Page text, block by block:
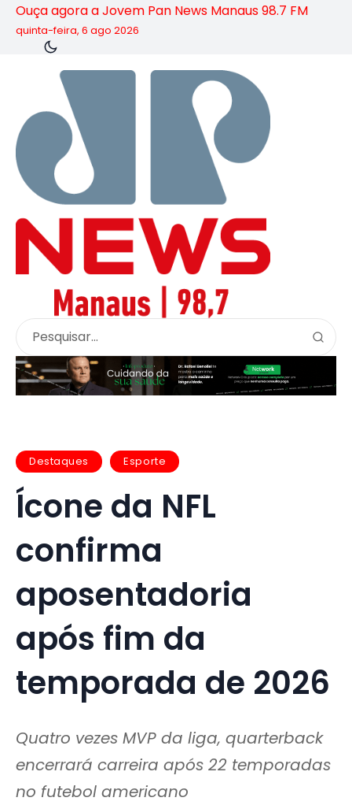
Ouça agora a Jovem Pan News Manaus 98.7 FM
quinta-feira, 6 ago 2026
Destaques Esporte
Ícone da NFL
confirma
aposentadoria
após fim da
temporada de 2026
Quatro vezes MVP da liga, quarterback
encerrará carreira após 22 temporadas
no futebol americano